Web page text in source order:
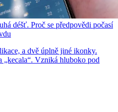
déšť. Proč se předpovědi počasí
a dvě úplně jiné ikonky.
„kecala“. Vzniká hluboko pod